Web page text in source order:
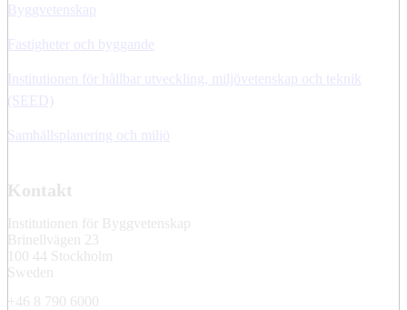
Byggvetenskap
Fastigheter och byggande
Institutionen för hållbar utveckling, miljövetenskap och teknik
(SEED)
Samhällsplanering och miljö
Kontakt
Institutionen för Byggvetenskap
Brinellvägen 23
100 44 Stockholm
Sweden
+46 8 790 6000